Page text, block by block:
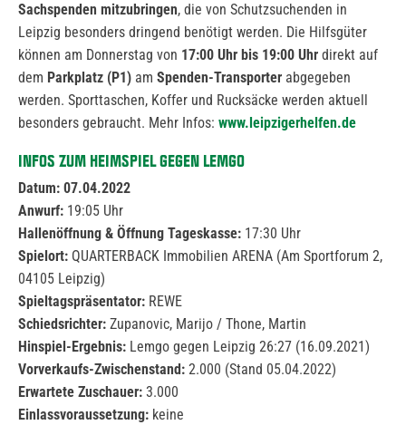
Sachspenden mitzubringen, die von Schutzsuchenden in
Leipzig besonders dringend benötigt werden. Die Hilfsgüter
können am Donnerstag von 17:00 Uhr bis 19:00 Uhr direkt auf
dem Parkplatz (P1) am Spenden-Transporter abgegeben
werden. Sporttaschen, Koffer und Rucksäcke werden aktuell
besonders gebraucht. Mehr Infos: www.leipzigerhelfen.de
INFOS ZUM HEIMSPIEL GEGEN LEMGO
Datum: 07.04.2022
Anwurf: 19:05 Uhr
Hallenöffnung & Öffnung Tageskasse: 17:30 Uhr
Spielort: QUARTERBACK Immobilien ARENA (Am Sportforum 2,
04105 Leipzig)
Spieltagspräsentator: REWE
Schiedsrichter: Zupanovic, Marijo / Thone, Martin
Hinspiel-Ergebnis: Lemgo gegen Leipzig 26:27 (16.09.2021)
Vorverkaufs-Zwischenstand: 2.000 (Stand 05.04.2022)
Erwartete Zuschauer: 3.000
Einlassvoraussetzung: keine